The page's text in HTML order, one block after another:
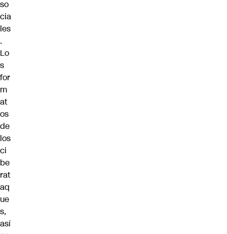
so
cia
les
.
Lo
s
for
m
at
os
de
los
ci
be
rat
aq
ue
s,
así